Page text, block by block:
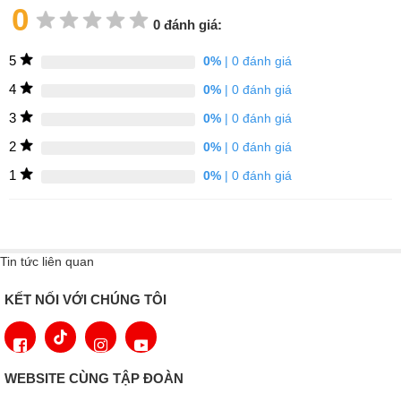
0 0 đánh giá:
5 0%| 0 đánh giá
4 0%| 0 đánh giá
3 0%| 0 đánh giá
2 0%| 0 đánh giá
1 0%| 0 đánh giá
Tin tức liên quan
KẾT NỐI VỚI CHÚNG TÔI
WEBSITE CÙNG TẬP ĐOÀN